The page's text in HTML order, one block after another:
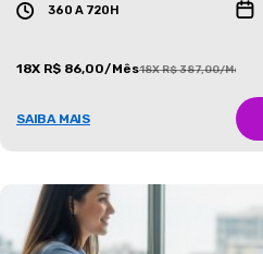
360 A 720H
18X R$ 86,00/Mês18X R$ 387,00/Mês
SAIBA MAIS